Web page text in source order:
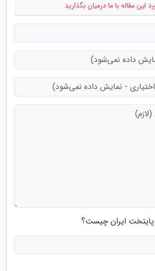
این مقاله با ما درمیان بگذارید
پایتخت ایران چیست؟